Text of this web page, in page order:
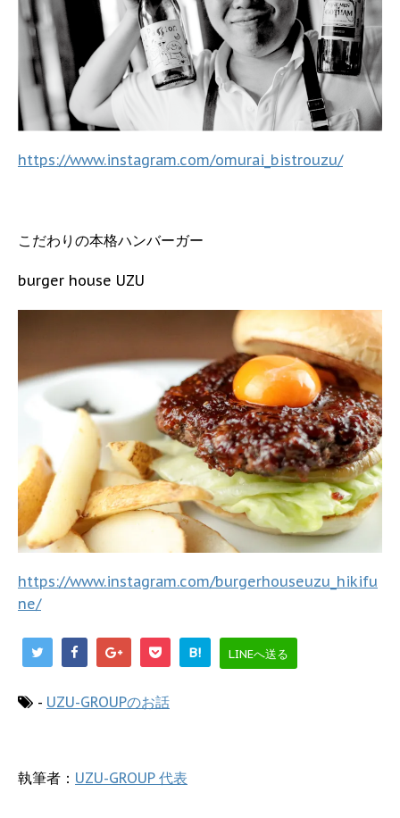
https://www.instagram.com/omurai_bistrouzu/
こだわりの本格ハンバーガー
burger house UZU
https://www.instagram.com/burgerhouseuzu_hikifu
ne/
B! LINEへ送る
- UZU-GROUPのお話
執筆者： UZU-GROUP 代表